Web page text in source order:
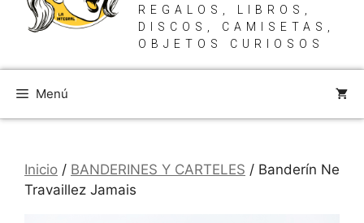
REGALOS, LIBROS,
DISCOS, CAMISETAS,
OBJETOS CURIOSOS
Menú
Inicio / BANDERINES Y CARTELES / Banderín Ne
Travaillez Jamais